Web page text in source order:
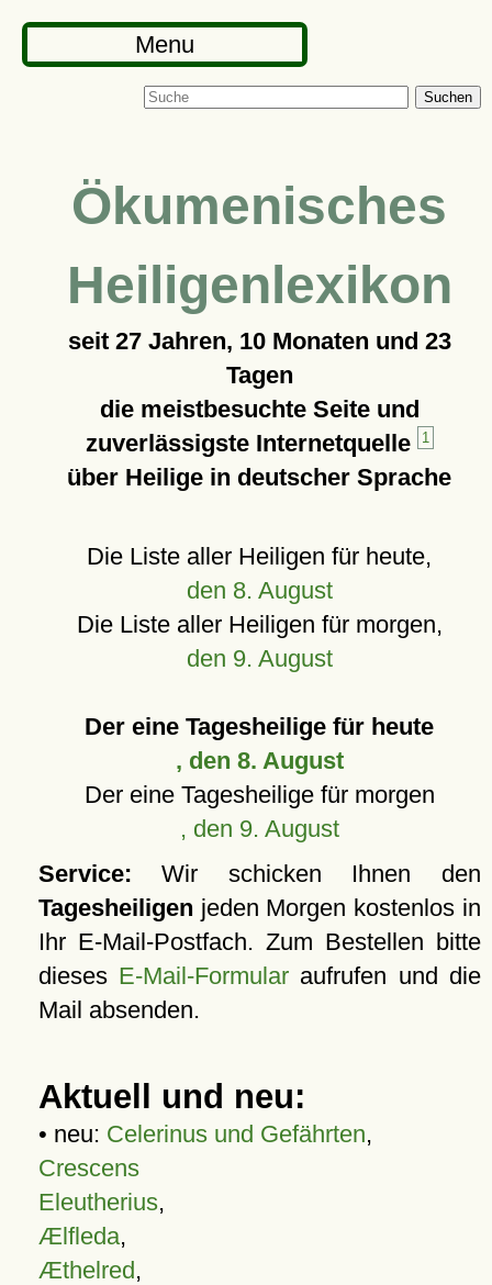
Menu
Suchen
Ökumenisches
Heiligenlexikon
seit 27 Jahren, 10 Monaten und 23
Tagen
die meistbesuchte Seite und
zuverlässigste Internetquelle
1
über Heilige in deutscher Sprache
Die Liste aller Heiligen für heute,
den 8. August
Die Liste aller Heiligen für morgen,
den 9. August
Der eine Tagesheilige für heute
, den 8. August
Der eine Tagesheilige für morgen
, den 9. August
Service: Wir schicken Ihnen den
Tagesheiligen jeden Morgen kostenlos in
Ihr E-Mail-Postfach. Zum Bestellen bitte
dieses E-Mail-Formular aufrufen und die
Mail absenden.
Aktuell und neu:
• neu: Celerinus und Gefährten,
Crescens
Eleutherius,
Ælfleda,
Æthelred,